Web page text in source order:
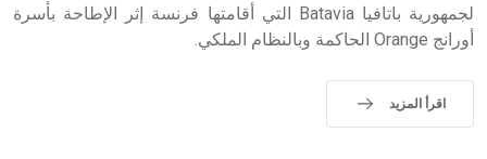
لجمهورية باتافيا Batavia التي أقامتها فرنسة إثر الإطاحة بأسرة
أورانج Orange الحاكمة وبالنظام الملكي.
اقرأ المزيد